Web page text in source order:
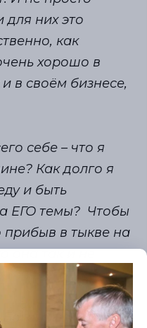
для них это
как
хорошо в
в своём бизнесе,
себе – что я
Как долго я
и быть
ЕГО темы? Чтобы
прибыв в тыкве на
она так и не
кричит.